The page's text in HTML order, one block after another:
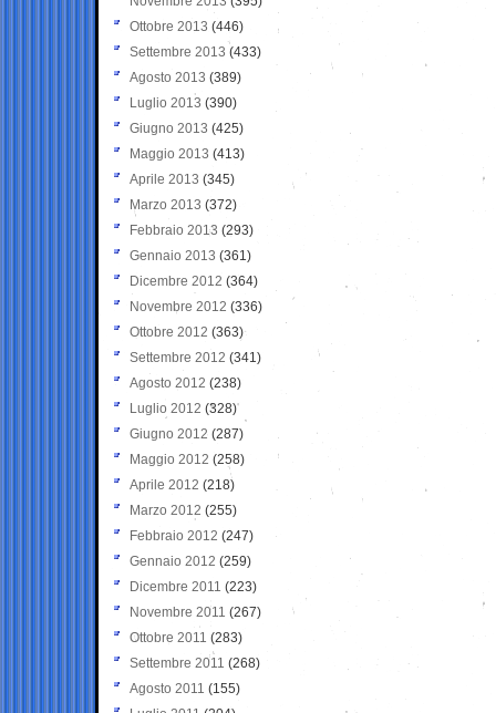
Ottobre 2013 (446)
Settembre 2013 (433)
Agosto 2013 (389)
Luglio 2013 (390)
Giugno 2013 (425)
Maggio 2013 (413)
Aprile 2013 (345)
Marzo 2013 (372)
Febbraio 2013 (293)
Gennaio 2013 (361)
Dicembre 2012 (364)
Novembre 2012 (336)
Ottobre 2012 (363)
Settembre 2012 (341)
Agosto 2012 (238)
Luglio 2012 (328)
Giugno 2012 (287)
Maggio 2012 (258)
Aprile 2012 (218)
Marzo 2012 (255)
Febbraio 2012 (247)
Gennaio 2012 (259)
Dicembre 2011 (223)
Novembre 2011 (267)
Ottobre 2011 (283)
Settembre 2011 (268)
Agosto 2011 (155)